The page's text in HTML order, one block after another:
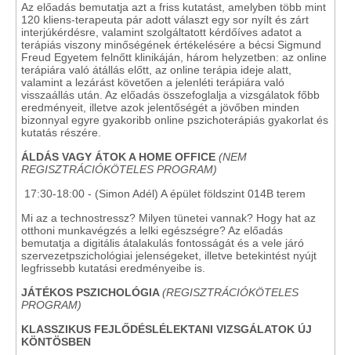
Az előadás bemutatja azt a friss kutatást, amelyben több mint
120 kliens-terapeuta pár adott választ egy sor nyílt és zárt
interjúkérdésre, valamint szolgáltatott kérdőíves adatot a
terápiás viszony minőségének értékelésére a bécsi Sigmund
Freud Egyetem felnőtt klinikáján, három helyzetben: az online
terápiára való átállás előtt, az online terápia ideje alatt,
valamint a lezárást követően a jelenléti terápiára való
visszaállás után. Az előadás összefoglalja a vizsgálatok főbb
eredményeit, illetve azok jelentőségét a jövőben minden
bizonnyal egyre gyakoribb online pszichoterápiás gyakorlat és
kutatás részére.
ÁLDÁS VAGY ÁTOK A HOME OFFICE (NEM
REGISZTRÁCIÓKÖTELES PROGRAM)
17:30-18:00 - (Simon Adél) A épület földszint 014B terem
Mi az a technostressz? Milyen tünetei vannak? Hogy hat az
otthoni munkavégzés a lelki egészségre? Az előadás
bemutatja a digitális átalakulás fontosságát és a vele járó
szervezetpszichológiai jelenségeket, illetve betekintést nyújt
legfrissebb kutatási eredményeibe is.
JÁTÉKOS PSZICHOLÓGIA(REGISZTRÁCIÓKÖTELES
PROGRAM)
KLASSZIKUS FEJLŐDÉSLÉLEKTANI VIZSGÁLATOK ÚJ
KÖNTÖSBEN